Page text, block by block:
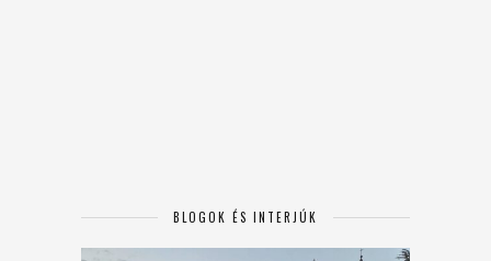
BLOGOK ÉS INTERJÚK